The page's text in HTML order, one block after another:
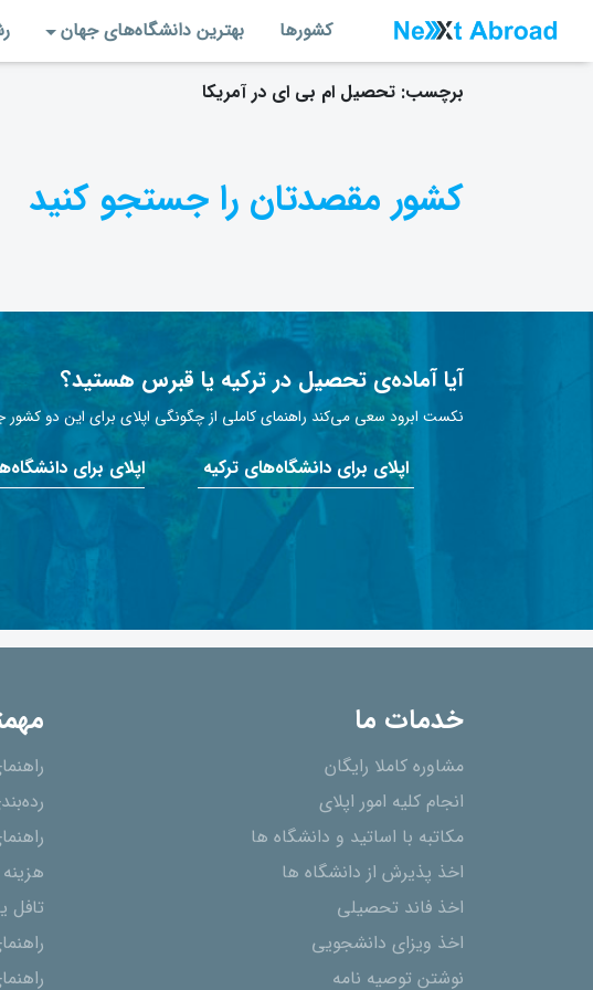
کشورها بهترین دانشگاه‌های جهان
برچسب: تحصیل ام بی ای در آمریکا
کشور مقصدتان را جستجو کنید
آیا آماده‌ی تحصیل در ترکیه یا قبرس هستید؟
نکست ابرود سعی می‌کند راهنمای کاملی از چگونگی اپلای برای این دو کشور
اپلای برای دانشگاه‌های ترکیه اپلای برای
خدمات ما
مشاوره کاملا رایگان
انجام کلیه امور اپلای
مکاتبه با اساتید و دانشگاه ها
اخذ پذیرش از دانشگاه ھا
اخذ فاند تحصیلی
اخذ ویزای دانشجویی
نوشتن توصیه نامه
تافل